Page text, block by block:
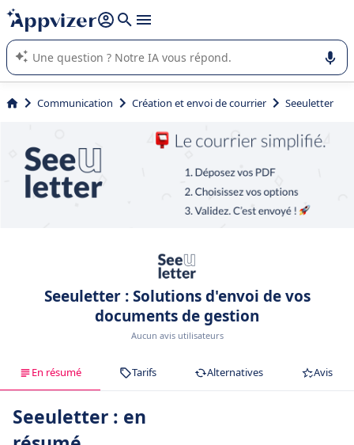
répondre (plusieurs lignes avec
L'IA de Appvizer vous guide dans l'utilisation ou la sélection de
logiciel SaaS en entreprise.
Communication Création et envoi de courrier Seeuletter
Seeuletter : Solutions d'envoi de vos
documents de gestion
Aucun avis utilisateurs
En résumé Tarifs Alternatives Avis
Seeuletter : en